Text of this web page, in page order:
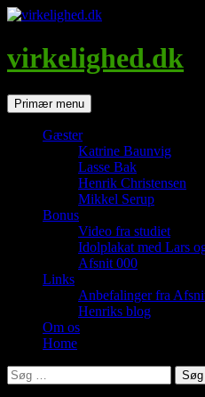
Hop
indhold
virkelighed.dk
SøgPrimær menu
Gæster
Katrine Baunvig
Lasse Bak
Henrik Christensen
Mikkel Serup
Bonus
Video fra studiet
Idolplakat med Lars
Afsnit 000
Links
Anbefalinger fra
Henriks blog
Om os
Home
Søg
efter: